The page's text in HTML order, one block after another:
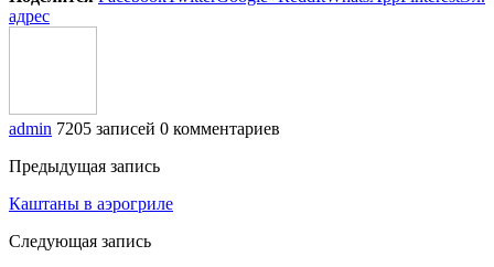
адрес
admin 7205 записей 0 комментариев
Предыдущая запись
Каштаны в аэрогриле
Следующая запись